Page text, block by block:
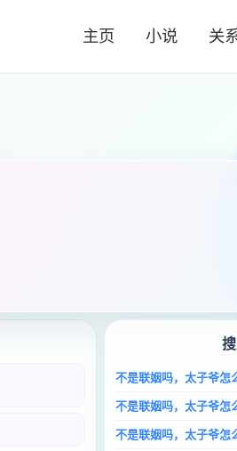
主页 小说 关
不是联姻吗，太子爷怎
不是联姻吗，太子爷怎
不是联姻吗，太子爷怎